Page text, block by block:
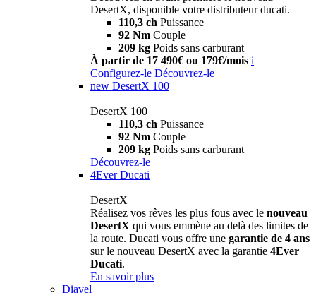
DesertX, disponible votre distributeur ducati.
110,3 ch Puissance
92 Nm Couple
209 kg Poids sans carburant
À partir de 17 490€ ou 179€/mois i
Configurez-le Découvrez-le
new DesertX 100
DesertX 100
110,3 ch Puissance
92 Nm Couple
209 kg Poids sans carburant
Découvrez-le
4Ever Ducati
DesertX
Réalisez vos rêves les plus fous avec le nouveau
DesertX qui vous emmène au delà des limites de
la route. Ducati vous offre une garantie de 4 ans
sur le nouveau DesertX avec la garantie 4Ever
Ducati.
En savoir plus
Diavel